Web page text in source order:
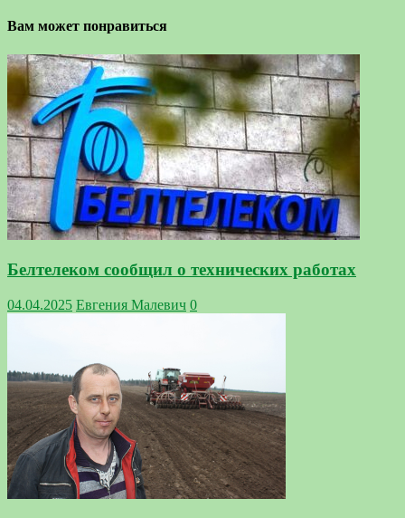
Вам может понравиться
Белтелеком сообщил о технических работах
04.04.2025 Евгения Малевич 0